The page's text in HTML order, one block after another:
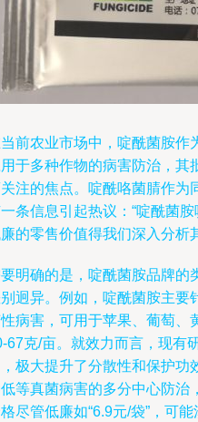
前农业市场中，啶酰菌胺作
于多种作物的病害防治，其
注的焦点。啶酰咯菌腈作为
条信息引起热议：“啶酰菌
的零售价值得我们深入分析
明确的是，啶酰菌胺品牌的
迥异。例如，啶酰菌胺主要
病害，可用于苹果、葡萄、
67克/亩。就效力而言，现有
极大提升了分散性和保护功
等真菌病害的多分中心防治
尽管低廉如“6.9元/袋”，可